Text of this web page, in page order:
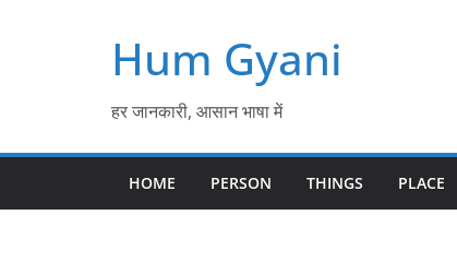
Hum Gyani
हर जानकारी, आसान भाषा में
HOME PERSON THINGS PLACE